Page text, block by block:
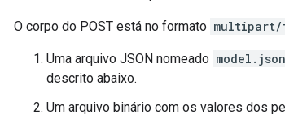
O corpo do POST está no formato multipart/
Uma arquivo JSON nomeado model.json
descrito abaixo.
Um arquivo binário com os valores dos